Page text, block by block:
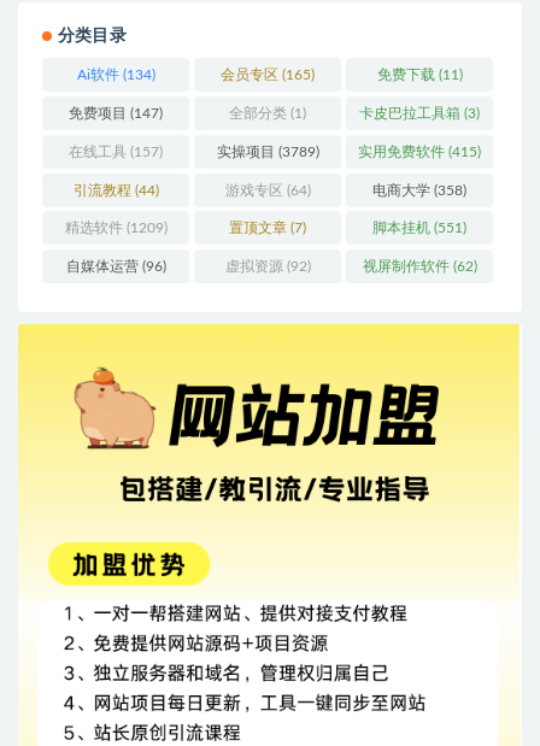
分类目录
Ai软件(134) 会员专区 (165) 免费下载 (11)
免费项目 (147) 全部分类 (1) 卡皮巴拉工具箱 (3)
在线工具 (157) 实操项目 (3789) 实用免费软件 (415)
引流教程 (44) 游戏专区 (64) 电商大学 (358)
精选软件(1209) 置顶文章 (7) 脚本挂机 (551)
自媒体运营(96) 虚拟资源 (92) 视屏制作软件(62)